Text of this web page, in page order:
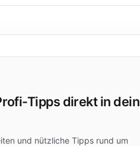
Tipps direkt in dein
und nützliche Tipps rund um